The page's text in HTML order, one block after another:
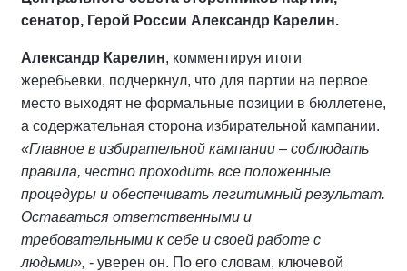
сенатор, Герой России Александр Карелин.
Александр Карелин, комментируя итоги
жеребьевки, подчеркнул, что для партии на первое
место выходят не формальные позиции в бюллетене,
а содержательная сторона избирательной кампании.
«Главное в избирательной кампании – соблюдать
правила, честно проходить все положенные
процедуры и обеспечивать легитимный результат.
Оставаться ответственными и
требовательными к себе и своей работе с
людьми», - уверен он. По его словам, ключевой